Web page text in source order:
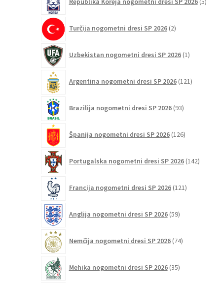
Turčija nogometni dresi SP 2026 2izdelka
Uzbekistan nogometni dresi SP 2026 1izdelek
Argentina nogometni dresi SP 2026 121izdelkov
Brazilija nogometni dresi SP 2026 93izdelkov
Španija nogometni dresi SP 2026 126izdelkov
Portugalska nogometni dresi SP 2026 142
Francija nogometni dresi SP 2026 121izdelkov
Anglija nogometni dresi SP 2026 59izdelkov
Nemčija nogometni dresi SP 2026 74izdelkov
Mehika nogometni dresi SP 2026 35izdelkov